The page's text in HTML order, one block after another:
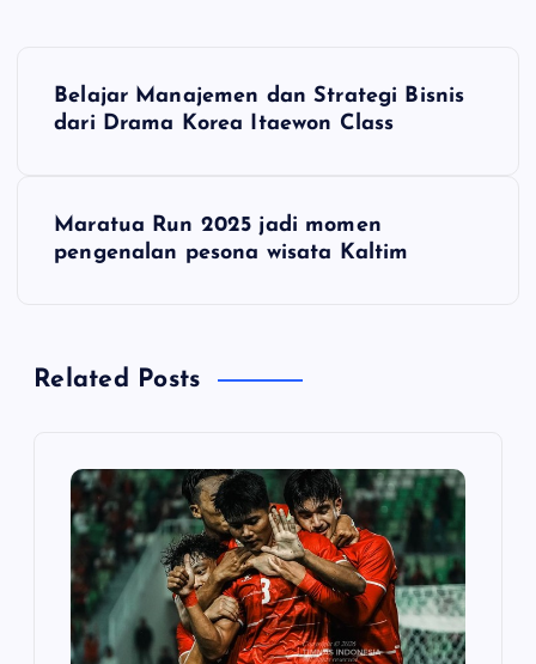
a
Belajar Manajemen dan Strategi Bisnis
dari Drama Korea Itaewon Class
Maratua Run 2025 jadi momen
pengenalan pesona wisata Kaltim
Related Posts